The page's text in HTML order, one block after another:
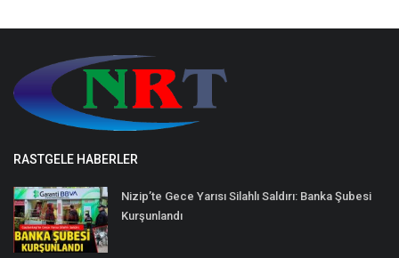
RASTGELE HABERLER
Nizip’te Gece Yarısı Silahlı Saldırı: Banka Şubesi
Kurşunlandı